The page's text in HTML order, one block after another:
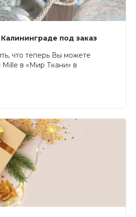
под заказ
что теперь Вы можете
Mille в «Мир Ткани» в